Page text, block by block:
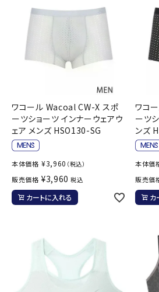
ワコール Wacoal CW-X スポ
ーツショーツ インナーウェアウ
ェア メンズ HSO130-SG
本体価格 ¥3,960 （税込）
販売価格 ¥3,960 税込
カートに入れる
ワコ
ーツ
ンズ
本体価
販売価
カ